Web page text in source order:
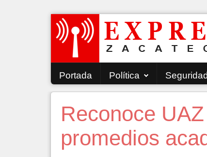
Portada Política Seguridad
Reconoce
promedios